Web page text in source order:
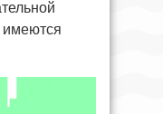
имеются